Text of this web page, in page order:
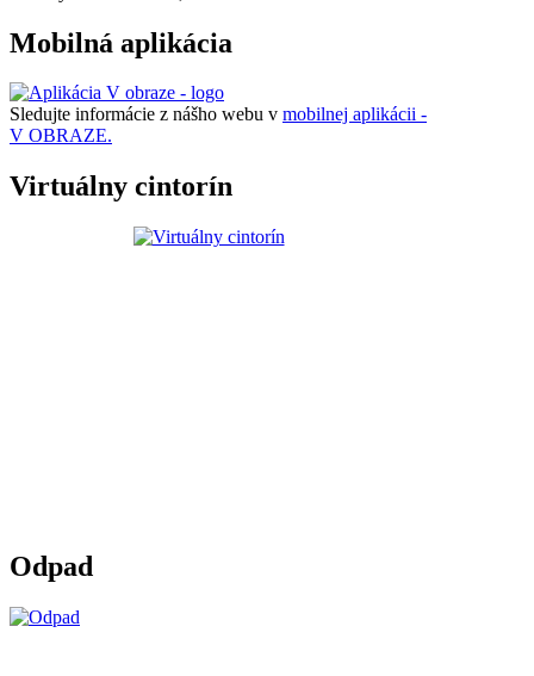
Mobilná aplikácia
Sledujte informácie z nášho webu v mobilnej aplikácii -
V OBRAZE.
Virtuálny cintorín
Odpad